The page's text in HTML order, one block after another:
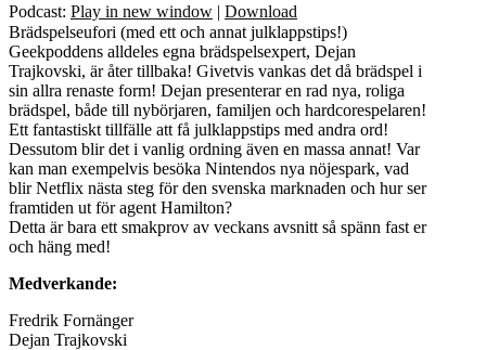
Podcast: Play in new window | Download
Brädspelseufori (med ett och annat julklappstips!)
Geekpoddens alldeles egna brädspelsexpert, Dejan
Trajkovski, är åter tillbaka! Givetvis vankas det då brädspel i
sin allra renaste form! Dejan presenterar en rad nya, roliga
brädspel, både till nybörjaren, familjen och hardcorespelaren!
Ett fantastiskt tillfälle att få julklappstips med andra ord!
Dessutom blir det i vanlig ordning även en massa annat! Var
kan man exempelvis besöka Nintendos nya nöjespark, vad
blir Netflix nästa steg för den svenska marknaden och hur ser
framtiden ut för agent Hamilton?
Detta är bara ett smakprov av veckans avsnitt så spänn fast er
och häng med!
Medverkande:
Fredrik Fornänger
Dejan Trajkovski